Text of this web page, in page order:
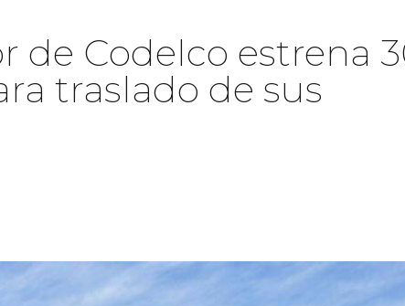
de Codelco estrena
traslado de sus